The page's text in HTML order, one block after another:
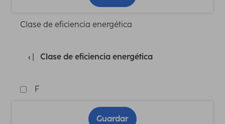
Clase de eficiencia energética
Clase de eficiencia energética
F
Guardar